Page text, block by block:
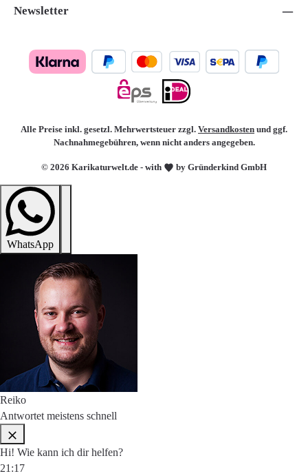
Newsletter
© 2026 Karikaturwelt.de - with by Gründerkind GmbH
Alle Preise inkl. gesetzl. Mehrwertsteuer zzgl. Versandkosten und ggf.
Nachnahmegebühren, wenn nicht anders angegeben.
WhatsApp
Reiko
Antwortet meistens schnell
Hi! Wie kann ich dir helfen?
21:17